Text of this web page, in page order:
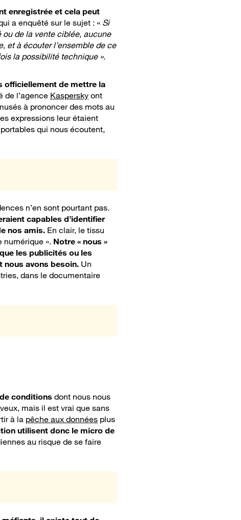
enregistrée et cela peut
a enquêté sur le sujet : « Si
de la vente ciblée, aucune
et à écouter l’ensemble de ce
la possibilité technique ».
officiellement de mettre la
de l’agence Kaspersky ont
à prononcer des mots au
expressions leur étaient
qui nous écoutent,
n’en sont pourtant pas.
capables d’identifier
nos amis. En clair, le tissu
numérique ». Notre « nous »
les publicités ou les
nous avons besoin. Un
dans le documentaire
conditions dont nous nous
mais il est vrai que sans
à la pêche aux données plus
utilisent donc le micro de
au risque de se faire